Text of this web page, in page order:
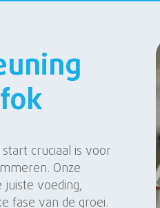
cruciaal is voor
Onze
voeding,
fase van de groei.